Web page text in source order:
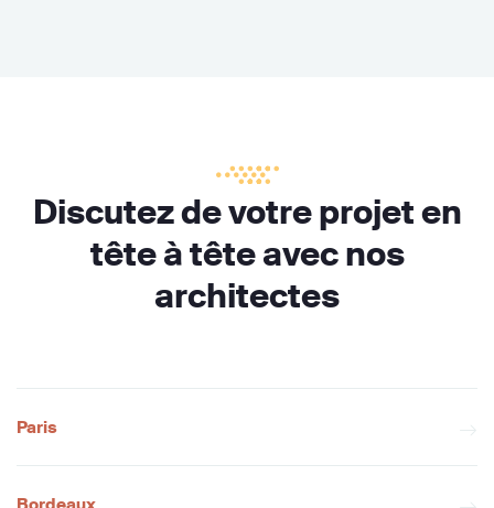
Discutez de votre projet en
tête à tête avec nos
architectes
Paris